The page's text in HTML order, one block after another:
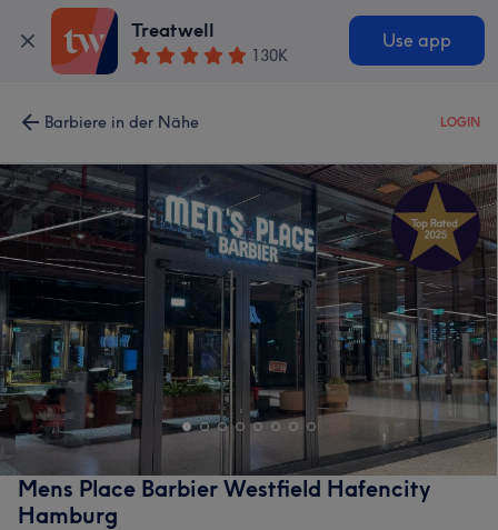
Treatwell
130K
Use app
Barbiere in der Nähe LOGIN
Mens Place Barbier Westfield Hafencity
Hamburg